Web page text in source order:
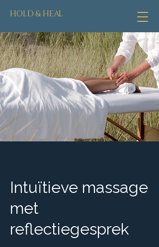
HOLD & HEAL
Intuïtieve massage
met
reflectiegesprek